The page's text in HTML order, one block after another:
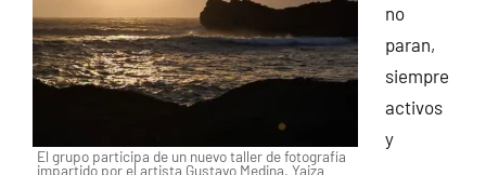
El grupo participa de un nuevo taller de fotografía
impartido por el artista Gustavo Medina. Yaiza
no
paran,
siempre
activos
y